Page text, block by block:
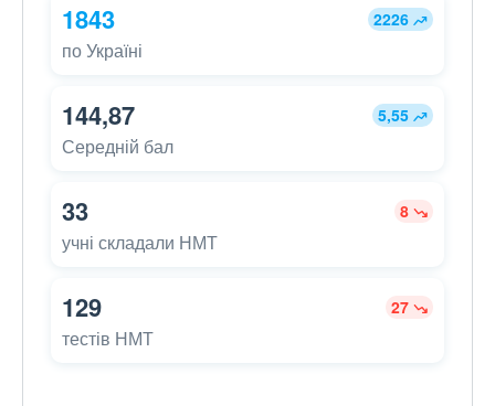
1843 2226
по Україні
144,87 5,55
Середній бал
33 8
учні складали НМТ
129 27
тестів НМТ